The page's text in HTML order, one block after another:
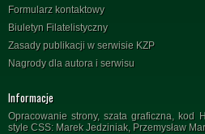
Formularz kontaktowy
Biuletyn Filatelistyczny
Zasady publikacji w serwisie KZP
Nagrody dla autora i serwisu
Informacje
Opracowanie strony, szata graficzna, kod
style CSS: Marek Jedziniak, Przemysław